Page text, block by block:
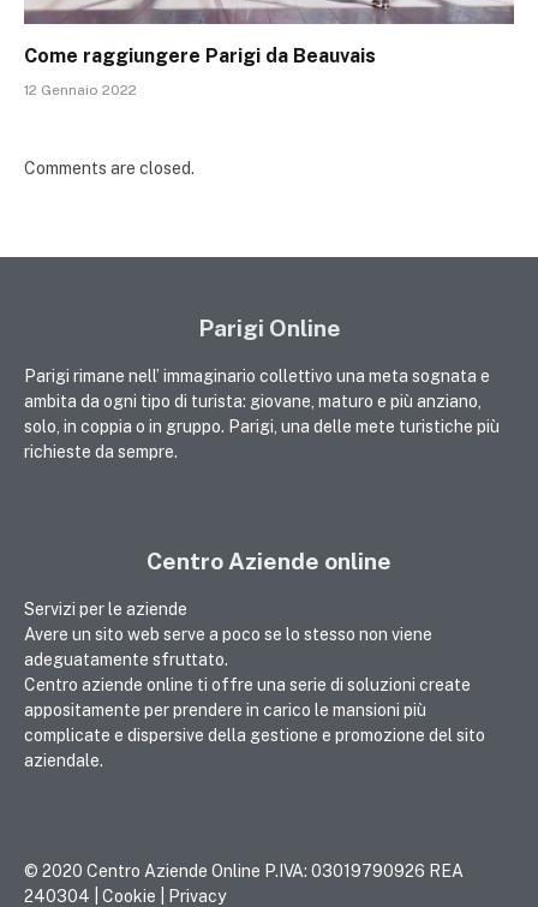
Come raggiungere Parigi da Beauvais
12 Gennaio 2022
Comments are closed.
Parigi Online
Parigi rimane nell’ immaginario collettivo una meta sognata e
ambita da ogni tipo di turista: giovane, maturo e più anziano,
solo, in coppia o in gruppo. Parigi, una delle mete turistiche più
richieste da sempre.
Centro Aziende online
Servizi per le aziende
Avere un sito web serve a poco se lo stesso non viene
adeguatamente sfruttato.
Centro aziende online ti offre una serie di soluzioni create
appositamente per prendere in carico le mansioni più
complicate e dispersive della gestione e promozione del sito
aziendale.
© 2020 Centro Aziende Online P.IVA: 03019790926 REA
240304 | Cookie Privacy